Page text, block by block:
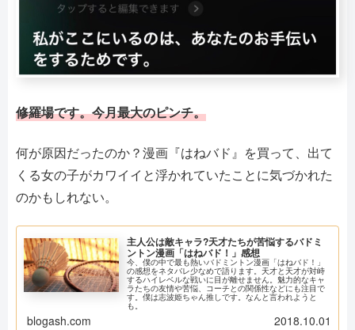
修羅場です。今月最大のピンチ。
何が原因だったのか？漫画『はねバド』を買って、出て
くる女の子がカワイイと浮かれていたことに気づかれた
のかもしれない。
主人公は敵キャラ?天才たちが苦悩するバドミ
ントン漫画「はねバド！」感想
今、僕の中で最も熱いバドミントン漫画「はねバド！」
の感想をネタバレ少なめで語ります。天才と天才が対峙
するハイレベルな戦いに目が離せません。魅力的なキャ
ラたちの友情や苦悩、コーチとの関係性などにも注目で
す。僕は志波姫ちゃん推しです。なんと言われようと
も。
blogash.com 2018.10.01